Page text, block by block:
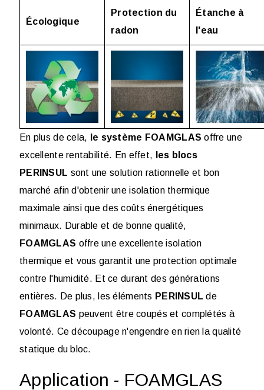
Écologique
Protection du
radon
Étanche à
l'eau
En plus de cela, le système FOAMGLAS offre une
excellente rentabilité. En effet,
les blocs
PERINSUL sont une solution rationnelle et bon
marché afin d'obtenir une isolation thermique
maximale ainsi que des coûts énergétiques
minimaux. Durable et de bonne qualité,
FOAMGLAS offre une excellente isolation
thermique et vous garantit une protection optimale
contre l'humidité. Et ce durant des générations
entières. De plus, les éléments PERINSUL de
FOAMGLAS peuvent être coupés et complétés à
volonté. Ce découpage n'engendre en rien la qualité
statique du bloc.
Application - FOAMGLAS